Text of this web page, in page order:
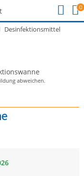
0
Desinfektionsmittel
abweichen.